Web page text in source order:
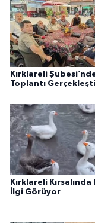
Kırklareli
Toplantı
Kırklareli
İlgi Görüyor